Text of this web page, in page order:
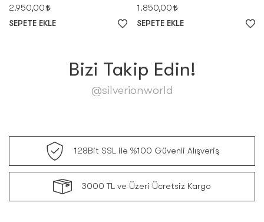
2.950,00
SEPETE EKLE
1.850,00
SEPETE EKLE
Bizi Takip Edin!
@silverionworld
128Bit SSL ile %100 Güvenli Alışveriş
3000 TL ve Üzeri Ücretsiz Kargo